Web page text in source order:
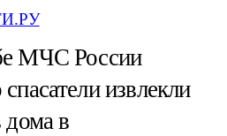
МЧС России
извлекли
дома в